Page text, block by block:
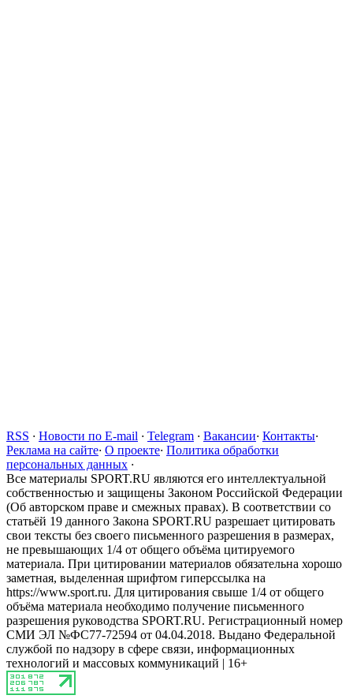
RSS · Новости по E-mail · Telegram · Вакансии· Контакты·
Реклама на сайте· О проекте· Политика обработки
персональных данных ·
Все материалы SPORT.RU являются его интеллектуальной
собственностью и защищены Законом Российской Федерации
(Об авторском праве и смежных правах). В соответствии со
статьёй 19 данного Закона SPORT.RU разрешает цитировать
свои тексты без своего письменного разрешения в размерах,
не превышающих 1/4 от общего объёма цитируемого
материала. При цитировании материалов обязательна хорошо
заметная, выделенная шрифтом гиперссылка на
https://www.sport.ru. Для цитирования свыше 1/4 от общего
объёма материала необходимо получение письменного
разрешения руководства SPORT.RU. Регистрационный номер
СМИ ЭЛ №ФС77-72594 от 04.04.2018. Выдано Федеральной
службой по надзору в сфере связи, информационных
технологий и массовых коммуникаций | 16+